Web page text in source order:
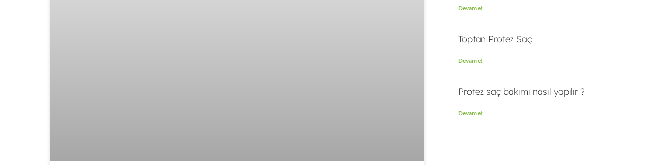
Devam et
Toptan Protez Saç
Devam et
Protez saç bakımı nasıl yapılır ?
Devam et